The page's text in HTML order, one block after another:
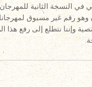
وهو رقم غير مسبوق
وإننا نتطلع إلى رفع هذا